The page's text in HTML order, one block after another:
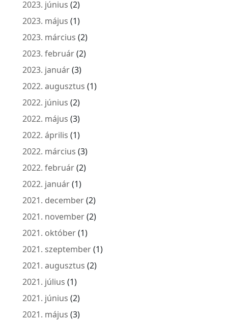
2023. június (2)
2023. május (1)
2023. március (2)
2023. február(2)
2023. január(3)
2022. augusztus (1)
2022. június (2)
2022. május (3)
2022. április (1)
2022. március (3)
2022. február(2)
2022. január(1)
2021. december(2)
2021. november(2)
2021. október(1)
2021. szeptember(1)
2021. augusztus (2)
2021. július (1)
2021. június (2)
2021. május (3)